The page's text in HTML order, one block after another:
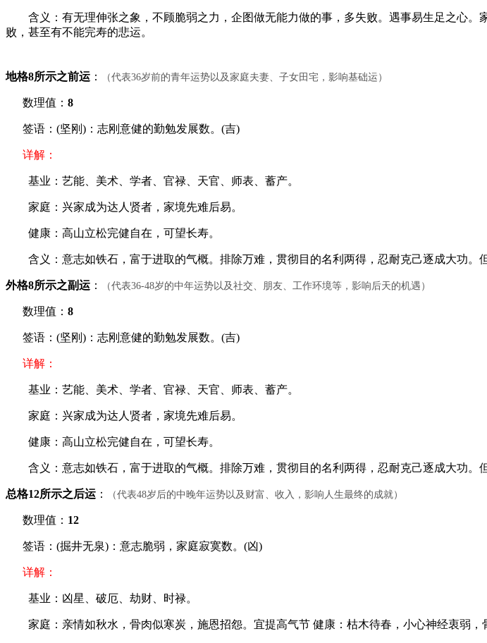
含义：有无理伸张之象，不顾脆弱之力，企图做无能力做的事，多失败。遇事易生足之心。
败，甚至有不能完寿的悲运。
地格8所示之前运 ： （代表36岁前的青年运势以及家庭夫妻、子女田宅，影响基础运）
数理值： 8
签语：(坚刚)：志刚意健的勤勉发展数。(吉)
详解：
基业：艺能、美术、学者、官禄、天官、师表、蓄产。
家庭：兴家成为达人贤者，家境先难后易。
健康：高山立松完健自在，可望长寿。
含义：意志如铁石，富于进取的气概。排除万难，贯彻目的名利两得，忍耐克己逐成大功。
外格8所示之副运 ： （代表36-48岁的中年运势以及社交、朋友、工作环境等，影响后天的机遇）
数理值： 8
签语：(坚刚)：志刚意健的勤勉发展数。(吉)
详解：
基业：艺能、美术、学者、官禄、天官、师表、蓄产。
家庭：兴家成为达人贤者，家境先难后易。
健康：高山立松完健自在，可望长寿。
含义：意志如铁石，富于进取的气概。排除万难，贯彻目的名利两得，忍耐克己逐成大功。
总格12所示之后运 ： （代表48岁后的中晚年运势以及财富、收入，影响人生最终的成就）
数理值： 12
签语：(掘井无泉)：意志脆弱，家庭寂寞数。(凶)
详解：
基业：凶星、破厄、劫财、时禄。
家庭：亲情如秋水，骨肉似寒炭，施恩招怨。宜提高气节 健康：枯木待春，小心神经衷弱，